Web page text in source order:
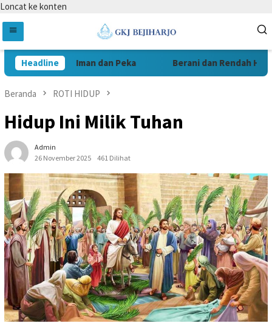
Loncat ke konten
Headline Iman dan Peka Berani dan Rendah Hati
Beranda ROTI HIDUP
Hidup Ini Milik Tuhan
Admin
26 November 2025
461 Dilihat